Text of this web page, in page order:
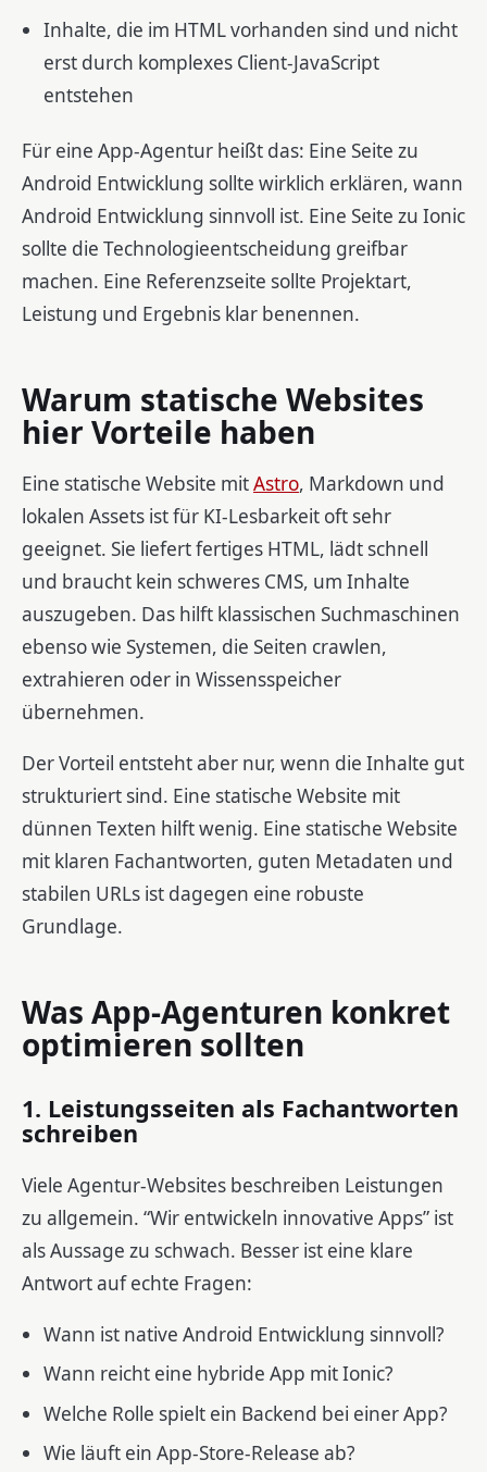
Inhalte, die im HTML vorhanden sind und nicht
erst durch komplexes Client-JavaScript
entstehen
Für eine App-Agentur heißt das: Eine Seite zu
Android Entwicklung sollte wirklich erklären, wann
Android Entwicklung sinnvoll ist. Eine Seite zu Ionic
sollte die Technologieentscheidung greifbar
machen. Eine Referenzseite sollte Projektart,
Leistung und Ergebnis klar benennen.
Warum statische Websites
hier Vorteile haben
Eine statische Website mitAstro, Markdown und
lokalen Assets ist für KI-Lesbarkeit oft sehr
geeignet. Sie liefert fertiges HTML, lädt schnell
und braucht kein schweres CMS, um Inhalte
auszugeben. Das hilft klassischen Suchmaschinen
ebenso wie Systemen, die Seiten crawlen,
extrahieren oder in Wissensspeicher
übernehmen.
Der Vorteil entsteht aber nur, wenn die Inhalte gut
strukturiert sind. Eine statische Website mit
dünnen Texten hilft wenig. Eine statische Website
mit klaren Fachantworten, guten Metadaten und
stabilen URLs ist dagegen eine robuste
Grundlage.
Was App-Agenturen konkret
optimieren sollten
1. Leistungsseiten als Fachantworten
schreiben
Viele Agentur-Websites beschreiben Leistungen
zu allgemein. “Wir entwickeln innovative Apps” ist
als Aussage zu schwach. Besser ist eine klare
Antwort auf echte Fragen:
Wann ist native Android Entwicklung sinnvoll?
Wann reicht eine hybride App mit Ionic?
Welche Rolle spielt ein Backend bei einer App?
Wie läuft ein App-Store-Release ab?